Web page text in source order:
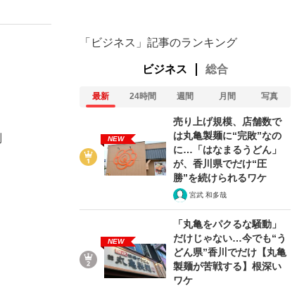
「ビジネス」記事のランキング
ビジネス 総合
最新 24時間 週間 月間 写真
NEW
売り上げ規模、店舗数で
は丸亀製麺に“完敗”なの
に…「はなまるうどん」
が、香川県でだけ“圧
勝”を続けられるワケ
宮武 和多哉
NEW
「丸亀をパクるな騒動」
だけじゃない…今でも“う
どん県”香川でだけ【丸亀
製麺が苦戦する】根深い
ワケ